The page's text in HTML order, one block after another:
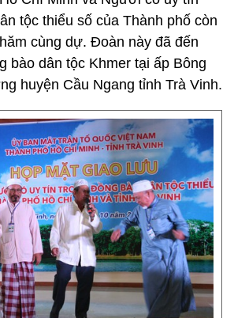
tộc thiểu số của Thành phố còn
cùng dự. Đoàn này đã đến
bào dân tộc Khmer tại ấp Bông
huyện Cầu Ngang tỉnh Trà Vinh.